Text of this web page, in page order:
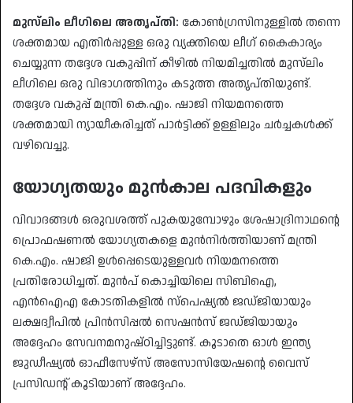
മുസ്‌ലിം ലീഗിലെ അതൃപ്തി: കോൺഗ്രസിനുള്ളിൽ തന്നെ
ശക്തമായ എതിർപ്പുള്ള ഒരു വ്യക്തിയെ ലീഗ് കൈകാര്യം
ചെയ്യുന്ന തദ്ദേശ വകുപ്പിന് കീഴിൽ നിയമിച്ചതിൽ മുസ്‌ലിം
ലീഗിലെ ഒരു വിഭാഗത്തിനും കടുത്ത അതൃപ്തിയുണ്ട്.
തദ്ദേശ വകുപ്പ് മന്ത്രി കെ.എം. ഷാജി നിയമനത്തെ
ശക്തമായി ന്യായീകരിച്ചത് പാർട്ടിക്ക് ഉള്ളിലും ചർച്ചകൾക്ക്
വഴിവെച്ചു.
യോഗ്യതയും മുൻകാല പദവികളും
​വിവാദങ്ങൾ ഒരുവശത്ത് പുകയുമ്പോഴും ശേഷാദ്രിനാഥന്റെ
പ്രൊഫഷണൽ യോഗ്യതകളെ മുൻനിർത്തിയാണ് മന്ത്രി
കെ.എം. ഷാജി ഉൾപ്പെടെയുള്ളവർ നിയമനത്തെ
പ്രതിരോധിച്ചത്. മുൻപ് കൊച്ചിയിലെ സിബിഐ,
എൻഐഎ കോടതികളിൽ സ്പെഷ്യൽ ജഡ്ജിയായും
ലക്ഷദ്വീപിൽ പ്രിൻസിപ്പൽ സെഷൻസ് ജഡ്ജിയായും
അദ്ദേഹം സേവനമനുഷ്ഠിച്ചിട്ടുണ്ട്. കൂടാതെ ഓൾ ഇന്ത്യ
ജുഡീഷ്യൽ ഓഫീസേഴ്സ് അസോസിയേഷന്റെ വൈസ്
പ്രസിഡന്റ് കൂടിയാണ് അദ്ദേഹം.